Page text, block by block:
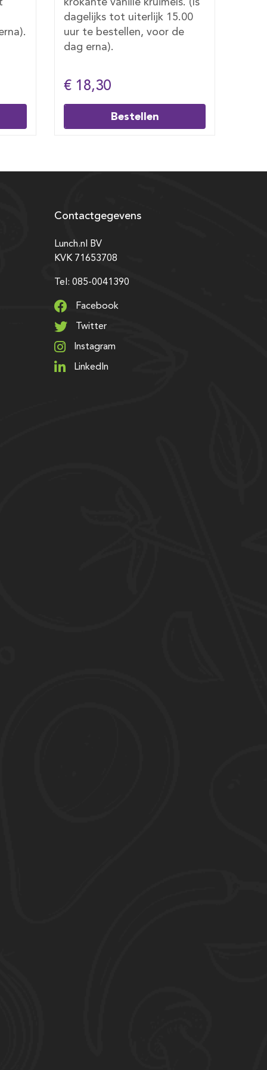
(Is
uiterlijk 15.00 uur te
bestellen, voor de dag erna).
€ 28,40
Bestellen
Contactgegevens
Lunch.nl BV
KVK 71653708
Tel: 085-0041390
Facebook
Twitter
Instagram
LinkedIn